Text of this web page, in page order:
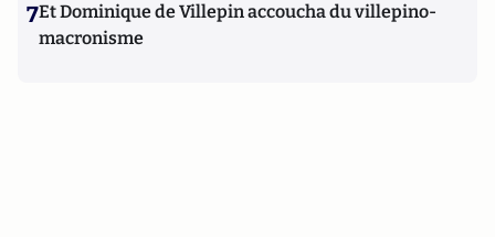
7Et Dominique de Villepin accoucha du villepino-
macronisme